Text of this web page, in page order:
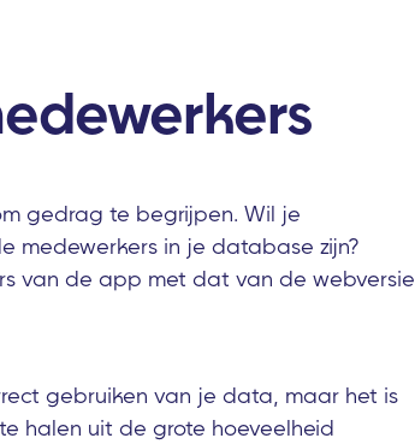
gedrag te begrijpen. Wil je
medewerkers in je database zijn?
van de app met dat van de webversie
gebruiken van je data, maar het is
halen uit de grote hoeveelheid